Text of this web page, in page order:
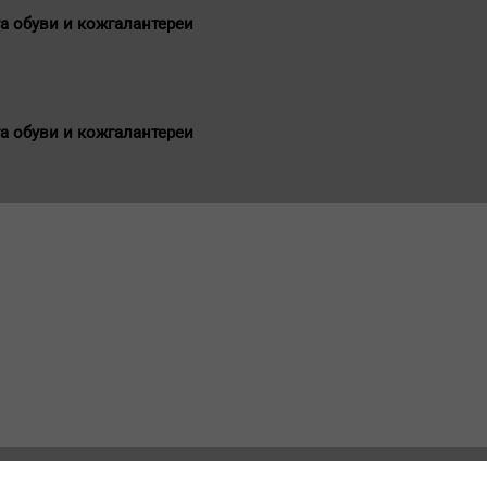
обуви и кожгалантереи
обуви и кожгалантереи